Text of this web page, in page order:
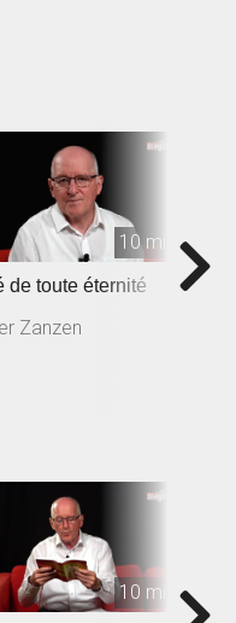
10 min
de toute éternité
Zanzen
10 min